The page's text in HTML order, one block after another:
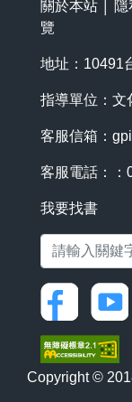
關於本站
覽
地址：10491
指導單位：文
客服信箱：
客服電話：：
我要找書
Copyright ©